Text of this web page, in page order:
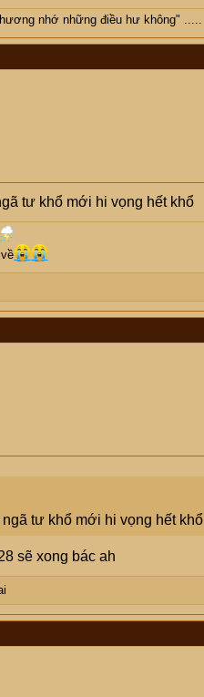
nhớ những điều hư không" .....
tư khổ mới hi vọng hết khổ
tư khổ mới hi vọng hết khổ
sẽ xong bác ah